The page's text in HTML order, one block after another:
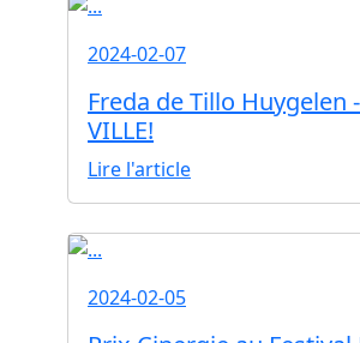
2024-02-07
Freda de Tillo Huygelen
VILLE!
Lire l'article
2024-02-05